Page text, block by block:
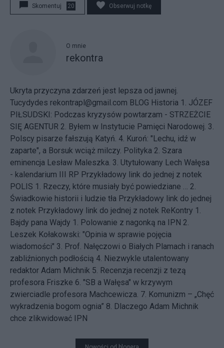
Skomentuj 20 Obserwuj notkę
O mnie
rekontra
Ukryta przyczyna zdarzeń jest lepsza od jawnej.
Tucydydes rekontrapl@gmail.com BLOG Historia 1. JÓZEF
PIŁSUDSKI: Podczas kryzysów powtarzam - STRZEŻCIE
SIĘ AGENTUR 2. Byłem w Instytucie Pamięci Narodowej. 3.
Polscy pisarze fałszują Katyń. 4. Kuroń: "Lechu, idź w
zaparte", a Borsuk wciąż milczy. Polityka 2. Szara
eminencja Lesław Maleszka. 3. Utytułowany Lech Wałęsa
- kalendarium III RP Przykładowy link do jednej z notek
POLIS 1. Rzeczy, które musiały być powiedziane …
2.
Świadkowie historii i ludzie tła Przykładowy link do jednej
z notek Przykładowy link do jednej z notek ReKontry 1.
Bajdy pana Wajdy 1. Polowanie z nagonką na IPN 2.
Leszek Kołakowski: "Opinia w sprawie pojęcia
wiadomości" 3. Prof. Nałęczowi o Białych Plamach i ranach
zabliźnionych podłością 4. Niezwykle utalentowany
redaktor Adam Michnik 5. Recenzja recenzji z tezą
profesora Friszke 6. "SB a Wałęsa" w krzywym
zwierciadle profesora Machcewicza. 7. Komunizm – „Chęć
wykradzenia bogom ognia” 8. Dlaczego Adam Michnik
chce zlikwidować IPN